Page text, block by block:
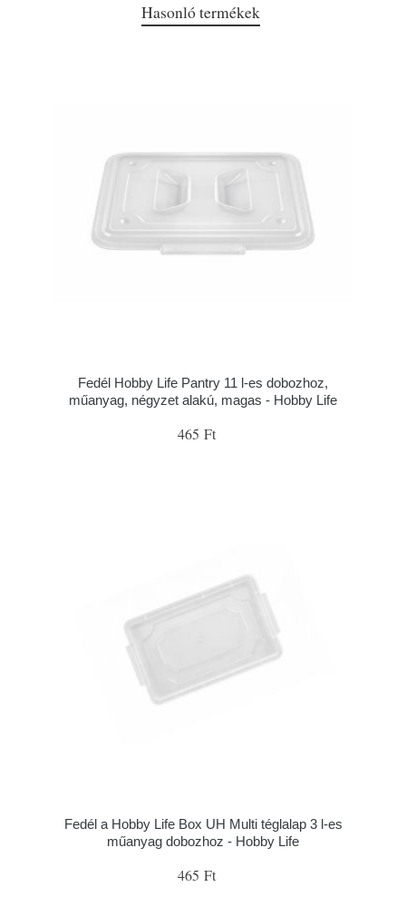
Hasonló termékek
Fedél Hobby Life Pantry 11 l-es dobozhoz,
műanyag, négyzet alakú, magas - Hobby Life
465 Ft
Fedél a Hobby Life Box UH Multi téglalap 3 l-es
műanyag dobozhoz - Hobby Life
465 Ft